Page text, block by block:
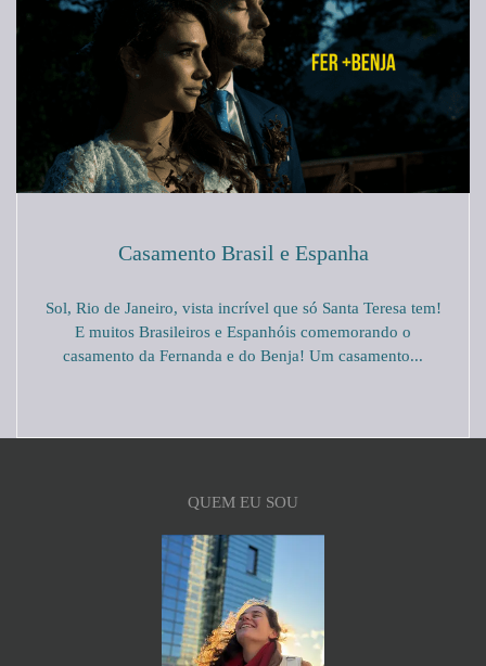
Casamento Brasil e Espanha
Sol, Rio de Janeiro, vista incrível que só Santa Teresa tem!
E muitos Brasileiros e Espanhóis comemorando o
casamento da Fernanda e do Benja! Um casamento...
QUEM EU SOU